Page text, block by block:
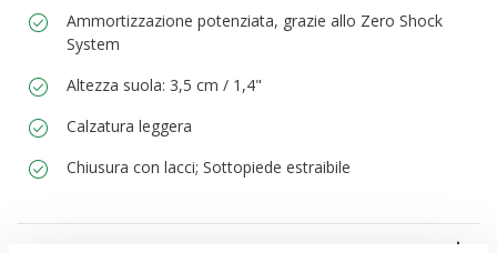
Ammortizzazione potenziata, grazie allo Zero Shock
System
Altezza suola: 3,5 cm / 1,4"
Calzatura leggera
Chiusura con lacci; Sottopiede estraibile